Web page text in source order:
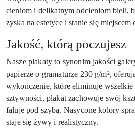
cieniom i delikatnym odcieniom bieli,
zyska na estetyce i stanie się
Jakość, którą poczujesz
Nasze plakaty to synonim jakości
papierze o gramaturze 230 g/m²,
wykończenie, które eliminuje
sztywności, plakat zachowuje swój
faluje pod szybą. Nasycone kolory
staje się żywy i realistyczny.